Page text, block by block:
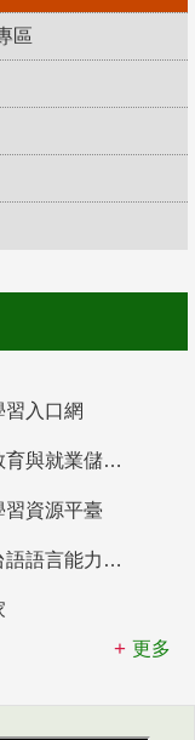
區
習入口網
青年教育與就業儲蓄帳戶
習資源平臺
臺灣台語語言能力認證網站
更多